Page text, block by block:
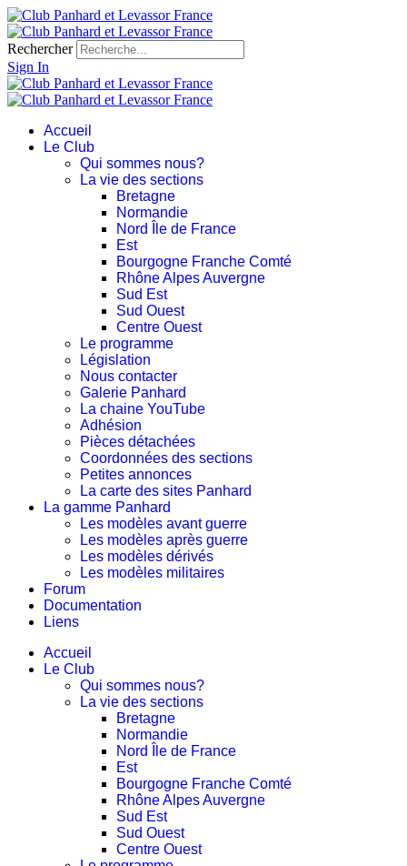
Rechercher
Sign In
Accueil
Le Club
Qui sommes nous?
La vie des sections
Bretagne
Normandie
Nord Île de France
Est
Bourgogne Franche Comté
Rhône Alpes Auvergne
Sud Est
Sud Ouest
Centre Ouest
Le programme
Législation
Nous contacter
Galerie Panhard
La chaine YouTube
Adhésion
Pièces détachées
Coordonnées des sections
Petites annonces
La carte des sites Panhard
La gamme Panhard
Les modèles avant guerre
Les modèles après guerre
Les modèles dérivés
Les modèles militaires
Forum
Documentation
Liens
Accueil
Le Club
Qui sommes nous?
La vie des sections
Bretagne
Normandie
Nord Île de France
Est
Bourgogne Franche Comté
Rhône Alpes Auvergne
Sud Est
Sud Ouest
Centre Ouest